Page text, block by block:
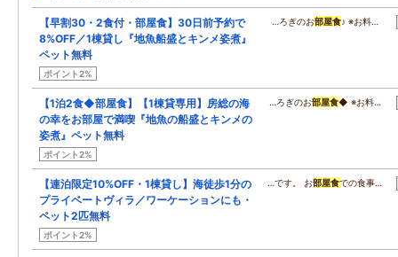
【早割30・2食付・部屋食】30日前予約で
8%OFF／1棟貸し『地魚船盛とキンメ姿煮』
ペット無料
ポイント2%
…ろぎのお部屋食♪ ※お料…
【1泊2食◆部屋食】【1棟貸専用】房総の海
の幸をお部屋で満喫『地魚の船盛とキンメの
姿煮』ペット無料
ポイント2%
…ろぎのお部屋食◆ ※お料…
【連泊限定10%OFF・1棟貸し】海徒歩1分の
プライベートヴィラ／ワーケーションにも・
ペット2匹無料
ポイント2%
…です。 お部屋食での食事…